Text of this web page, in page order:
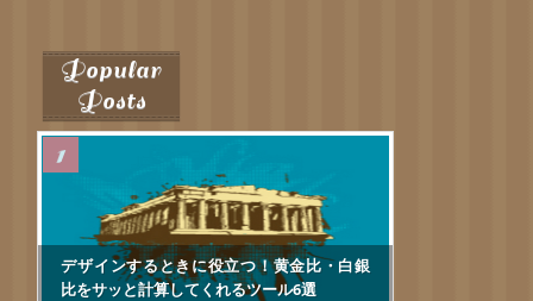
Popular
Posts
デザインするときに役立つ！黄金比・白銀
比をサッと計算してくれるツール6選